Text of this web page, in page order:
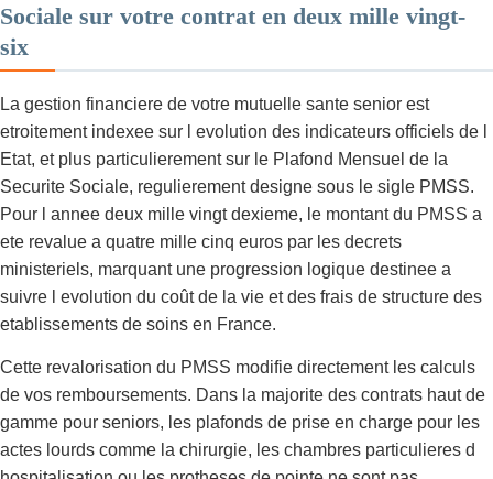
Sociale sur votre contrat en deux mille vingt-
six
La gestion financiere de votre mutuelle sante senior est
etroitement indexee sur l evolution des indicateurs officiels de l
Etat, et plus particulierement sur le Plafond Mensuel de la
Securite Sociale, regulierement designe sous le sigle PMSS.
Pour l annee deux mille vingt dexieme, le montant du PMSS a
ete revalue a quatre mille cinq euros par les decrets
ministeriels, marquant une progression logique destinee a
suivre l evolution du coût de la vie et des frais de structure des
etablissements de soins en France.
Cette revalorisation du PMSS modifie directement les calculs
de vos remboursements. Dans la majorite des contrats haut de
gamme pour seniors, les plafonds de prise en charge pour les
actes lourds comme la chirurgie, les chambres particulieres d